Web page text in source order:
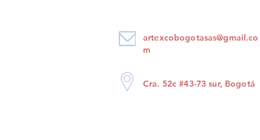
artexcobogotasas@gmail.co
m
Cra. 52c #43-73 sur, Bogotá